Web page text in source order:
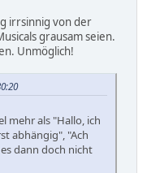
irrsinnig von der
grausam seien.
Unmöglich!
mehr als "Hallo, ich
abhängig", "Ach
dann doch nicht